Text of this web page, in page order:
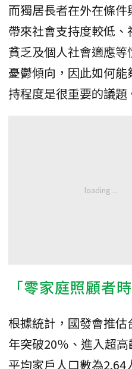
而獨居長者在外在條
帶來社會支持度較低
貧乏及個人社會適應
憂鬱傾向，因此如何
持程度是很重要的議題
「零家庭照顧者
根據統計，國發會推
年突破20％、進入超
平均家戶人口數為2.64